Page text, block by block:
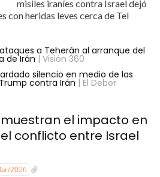
misiles iraníes contra Israel dejó
con heridas leves cerca de Tel
a Teherán al arranque del
de Irán | Visión 360
silencio en medio de las
contra Irán | El Deber
el impacto en
conflicto entre Israel
2026